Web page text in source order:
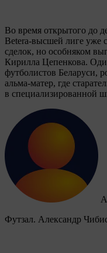
Во время открытого до
Betera-высшей лиге уже
сделок, но особняком
Кирилла Цепенкова.
футболистов Беларуси,
альма-матер, где
в специализированной
Футзал. Александр